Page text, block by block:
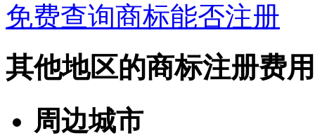
免费查询商标能否注册
其他地区的商标注册费用
周边城市